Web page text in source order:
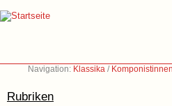
Navigation: Klassika /
Rubriken